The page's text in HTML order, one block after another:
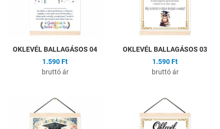
OKLEVÉL BALLAGÁSOS 04
1.590 Ft
bruttó ár
OKLEVÉL BALLAGÁSOS 03
1.590 Ft
bruttó ár
Hozzáadás a kívánságlistához
Összehasonlítás